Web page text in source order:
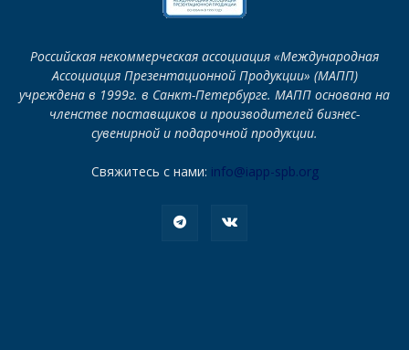
Российская некоммерческая ассоциация «Международная
Ассоциация Презентационной Продукции» (МАПП)
учреждена в 1999г. в Санкт-Петербурге. МАПП основана на
членстве поставщиков и производителей бизнес-
сувенирной и подарочной продукции.
Свяжитесь с нами: info@iapp-spb.org